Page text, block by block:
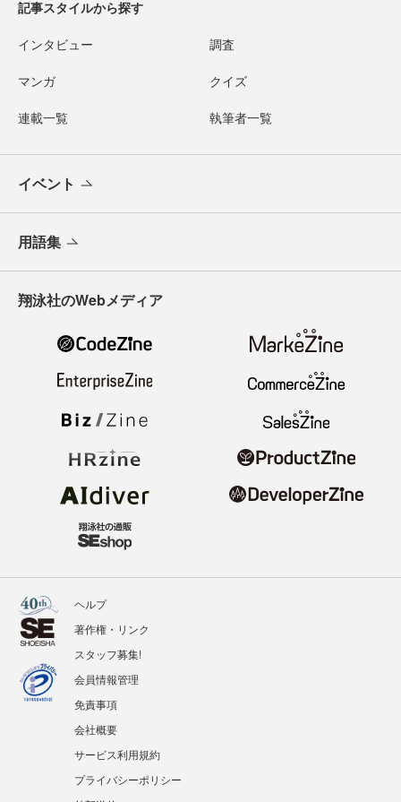
記事スタイルから探す
インタビュー 調査
マンガ クイズ
連載一覧 執筆者一覧
イベント
用語集
翔泳社のWebメディア
ヘルプ
著作権・リンク
スタッフ募集!
会員情報管理
免責事項
会社概要
サービス利用規約
プライバシーポリシー